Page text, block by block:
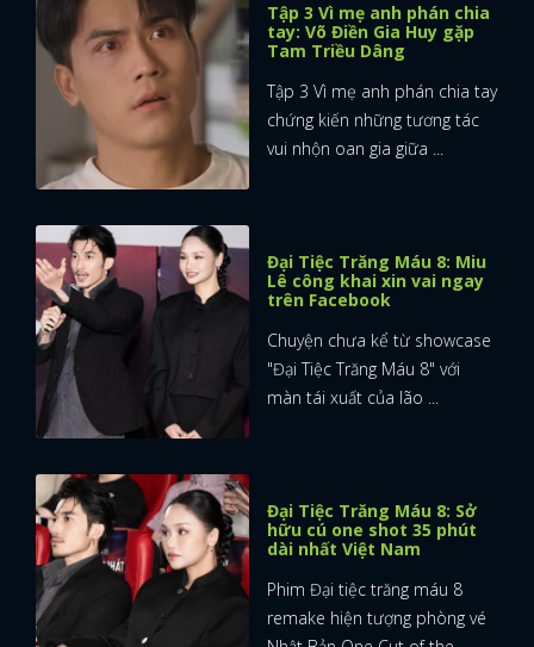
Tập 3 Vì mẹ anh phán chia
tay: Võ Điền Gia Huy gặp
Tam Triều Dâng
Tập 3 Vì mẹ anh phán chia tay
chứng kiến những tương tác
vui nhộn oan gia giữa ...
Đại Tiệc Trăng Máu 8: Miu
Lê công khai xin vai ngay
trên Facebook
Chuyện chưa kể từ showcase
"Đại Tiệc Trăng Máu 8" với
màn tái xuất của lão ...
Đại Tiệc Trăng Máu 8: Sở
hữu cú one shot 35 phút
dài nhất Việt Nam
Phim Đại tiệc trăng máu 8
remake hiện tượng phòng vé